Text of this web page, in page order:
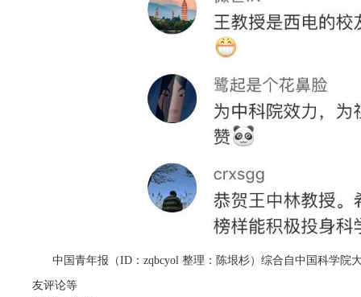
中国青年报（ID：zqbcyol 整理：陈垠杉）综合自中国科学
友评论等